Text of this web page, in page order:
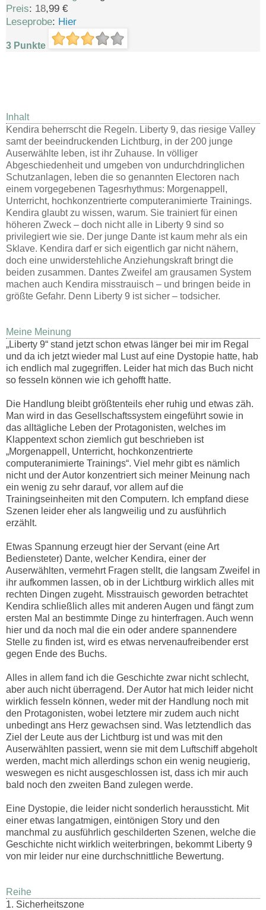
Preis: 18,99 €
Leseprobe: Hier
3 Punkte
Inhalt
Kendira beherrscht die Regeln. Liberty 9, das riesige Valley
samt der beeindruckenden Lichtburg, in der 200 junge
Auserwählte leben, ist ihr Zuhause. In völliger
Abgeschiedenheit und umgeben von undurchdringlichen
Schutzanlagen, leben die so genannten Electoren nach
einem vorgegebenen Tagesrhythmus: Morgenappell,
Unterricht, hochkonzentrierte computeranimierte Trainings.
Kendira glaubt zu wissen, warum. Sie trainiert für einen
höheren Zweck – doch nicht alle in Liberty 9 sind so
privilegiert wie sie. Der junge Dante ist kaum mehr als ein
Sklave. Kendira darf er sich eigentlich gar nicht nähern,
doch eine unwiderstehliche Anziehungskraft bringt die
beiden zusammen. Dantes Zweifel am grausamen System
machen auch Kendira misstrauisch – und bringen beide in
größte Gefahr. Denn Liberty 9 ist sicher – todsicher.
Meine Meinung
„Liberty 9“ stand jetzt schon etwas länger bei mir im Regal
und da ich jetzt wieder mal Lust auf eine Dystopie hatte, hab
ich endlich mal zugegriffen. Leider hat mich das Buch nicht
so fesseln können wie ich gehofft hatte.
Die Handlung bleibt größtenteils eher ruhig und etwas zäh.
Man wird in das Gesellschaftssystem eingeführt sowie in
das alltägliche Leben der Protagonisten, welches im
Klappentext schon ziemlich gut beschrieben ist
„Morgenappell, Unterricht, hochkonzentrierte
computeranimierte Trainings“. Viel mehr gibt es nämlich
nicht und der Autor konzentriert sich meiner Meinung nach
ein wenig zu sehr darauf, vor allem auf die
Trainingseinheiten mit den Computern. Ich empfand diese
Szenen leider eher als langweilig und zu ausführlich
erzählt.
Etwas Spannung erzeugt hier der Servant (eine Art
Bediensteter) Dante, welcher Kendira, einer der
Auserwählten, vermehrt Fragen stellt, die langsam Zweifel in
ihr aufkommen lassen, ob in der Lichtburg wirklich alles mit
rechten Dingen zugeht. Misstrauisch geworden betrachtet
Kendira schließlich alles mit anderen Augen und fängt zum
ersten Mal an bestimmte Dinge zu hinterfragen. Auch wenn
hier und da noch mal die ein oder andere spannendere
Stelle zu finden ist, wird es etwas nervenaufreibender erst
gegen Ende des Buchs.
Alles in allem fand ich die Geschichte zwar nicht schlecht,
aber auch nicht überragend. Der Autor hat mich leider nicht
wirklich fesseln können, weder mit der Handlung noch mit
den Protagonisten, wobei letztere mir zudem auch nicht
unbedingt ans Herz gewachsen sind. Was letztendlich das
Ziel der Leute aus der Lichtburg ist und was mit den
Auserwählten passiert, wenn sie mit dem Luftschiff abgeholt
werden, macht mich allerdings schon ein wenig neugierig,
weswegen es nicht ausgeschlossen ist, dass ich mir auch
bald noch den zweiten Band zulegen werde.
Eine Dystopie, die leider nicht sonderlich heraussticht. Mit
einer etwas langatmigen, eintönigen Story und den
manchmal zu ausführlich geschilderten Szenen, welche die
Geschichte nicht wirklich weiterbringen, bekommt Liberty 9
von mir leider nur eine durchschnittliche Bewertung.
Reihe
1. Sicherheitszone